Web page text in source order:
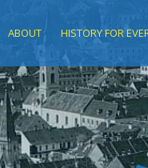
ABOUT HISTORY FOR